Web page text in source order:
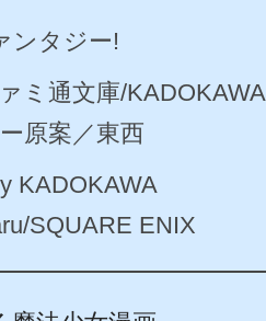
ンタジー!
ミ通文庫/KADOKAWA
原案／東西
KADOKAWA
SQUARE ENIX